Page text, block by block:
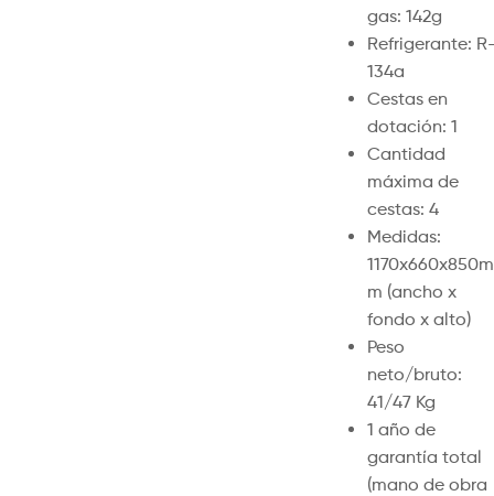
gas: 142g
Refrigerante:
134a
Cestas en
dotación: 1
Cantidad
máxima de
cestas: 4
Medidas:
1170x660x850m
m (ancho x
fondo x alto)
Peso
neto/bruto:
41/47 Kg
1 año de
garantía total
(mano de obra